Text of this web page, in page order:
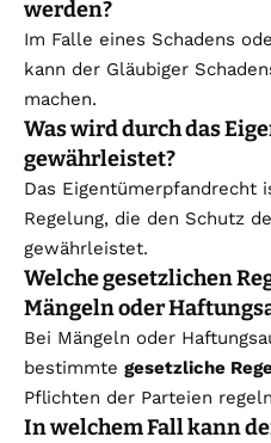
werden?
Im Falle eines Schadens
kann der Gläubiger
machen.
Was wird durch das
gewährleistet?
Das Eigentümerpfandrecht
Regelung, die den Schutz
gewährleistet.
Welche gesetzlichen
Mängeln oder
Bei Mängeln oder
bestimmte gesetzliche
Pflichten der Parteien
In welchem Fall kann